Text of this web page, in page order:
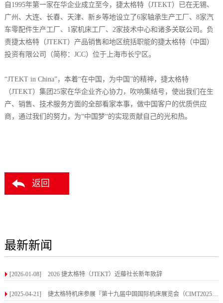
自1995年第一家在华企业成立至今，捷太格特（JTEKT）已在无锡、
广州、大连、长春、天津、新乡等地设立了6家轴承生产工厂、8家汽
车零配件生产工厂、1家机床工厂、2家技术中心和诸多关联公司。负
责捷太格特（JTEKT）产品销售和地区统括职能的捷太格特（中国）
投资有限公司（简称：JCC）位于上海市长宁区。
“JTEKT in China”，本着“在中国，为中国”的精神，捷太格特
（JTEKT）集团25家在华企业齐心协力，吹响集结号，使出我们在生
产、销售、技术服务方面的全部看家本事，做中国客户的优质供应
商，通过我们的努力，为“中国梦“的实现贡献自己的光和热。
返回
最新新闻
[2026-01-08] 2026 捷太格特（JTEKT）近藤社长新年致辞
[2025-04-21] 捷太格特机床参展『第十九届中国国际机床展览会（CIMT2025）』